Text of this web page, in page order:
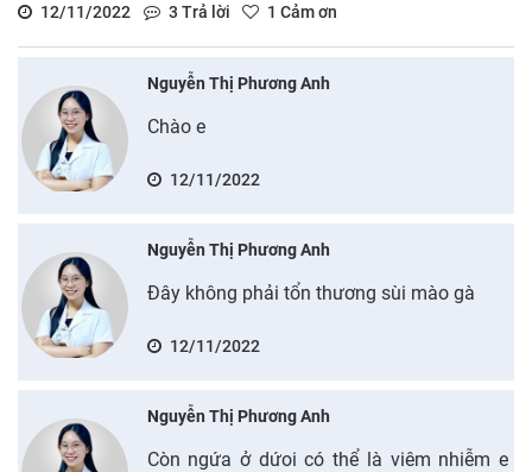
12/11/2022
3 Trả lời 1 Cảm ơn
Nguyễn Thị Phương Anh
Chào e
12/11/2022
Nguyễn Thị Phương Anh
Đây không phải tổn thương sùi mào gà
12/11/2022
Nguyễn Thị Phương Anh
Còn ngứa ở dứoi có thể là viêm nhiễm e